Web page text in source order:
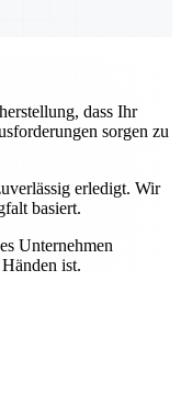
dass Ihr
sorgen zu
erledigt. Wir
basiert.
Unternehmen
ist.